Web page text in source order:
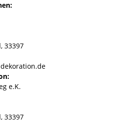
33397
e.K.
33397